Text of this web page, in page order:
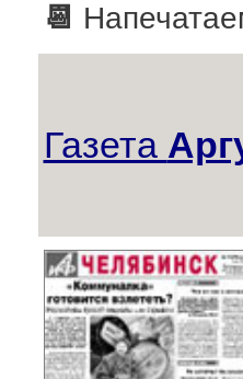
📆
Газета